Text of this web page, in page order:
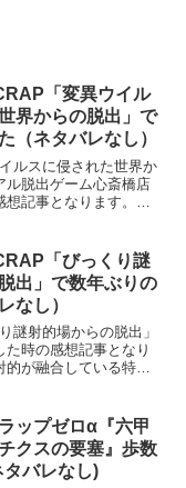
「変異ウイル
界からの脱出」で
（ネタバレなし）
ルスに侵された世界か
ル脱出ゲーム心斎橋店
記事となります。
す。雰囲気を知りたい
す。
「びっくり謎
出」で数年ぶりの
なし）
謎射的場からの脱出」
た時の感想記事となり
的が融合している特別
にお勧めです。
ップゼロα『​六甲
クスの要塞』歩数
バレなし)